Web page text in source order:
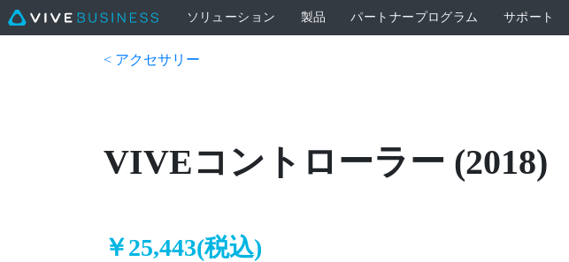
ソリューション 製品 パートナープログラム サポート
< アクセサリー
VIVEコントローラー (2018)
￥25,443(税込)